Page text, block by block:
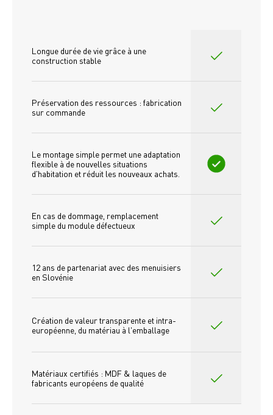
Longue durée de vie grâce à une
construction stable
Préservation des ressources : fabrication
sur commande
Le montage simple permet une adaptation
flexible à de nouvelles situations
d'habitation et réduit les nouveaux achats.
En cas de dommage, remplacement
simple du module défectueux
12 ans de partenariat avec des menuisiers
en Slovénie
Création de valeur transparente et intra-
européenne, du matériau à l'emballage
Matériaux certifiés : MDF & laques de
fabricants européens de qualité